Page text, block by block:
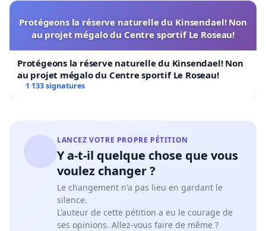
Protégeons la réserve naturelle du Kinsendael! Non
au projet mégalo du Centre sportif Le Roseau!
Protégeons la réserve naturelle du Kinsendael! Non
au projet mégalo du Centre sportif Le Roseau!
1 133 signatures
LANCEZ VOTRE PROPRE PÉTITION
Y a-t-il quelque chose que vous
voulez changer ?
Le changement n'a pas lieu en gardant le
silence.
L'auteur de cette pétition a eu le courage de
ses opinions. Allez-vous faire de même ?